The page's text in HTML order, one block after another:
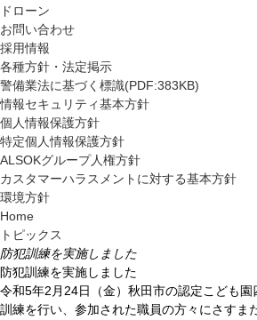
で
す
サ
イ
ト
内
共
通
メ
ニ
ュ
ー
に
移
動
し
ま
ドローン
お問い合わせ
採用情報
各種方針・法定掲示
警備業法に基づく標識(PDF:383KB)
情報セキュリティ基本方針
個人情報保護方針
特定個人情報保護方針
ALSOKグループ人権方針
カスタマーハラスメントに対する基本方針
環境方針
Home
トピックス
防犯訓練を実施しました
防犯訓練を実施しました
令和5年2月24日（金）秋田市の認定こども
訓練を行い、参加された職員の方々にさすま
に
戻
り
ま
す
ペ
ー
ジ
の
先
頭
に
戻
り
ま
す